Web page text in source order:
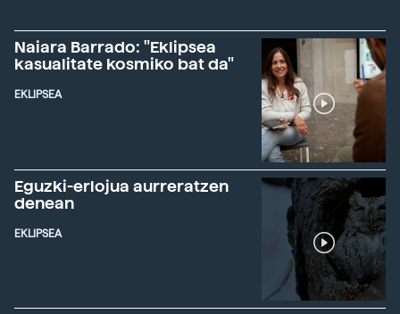
Naiara Barrado: "Eklipsea
kasualitate kosmiko bat da"
EKLIPSEA
Eguzki-erlojua aurreratzen
denean
EKLIPSEA